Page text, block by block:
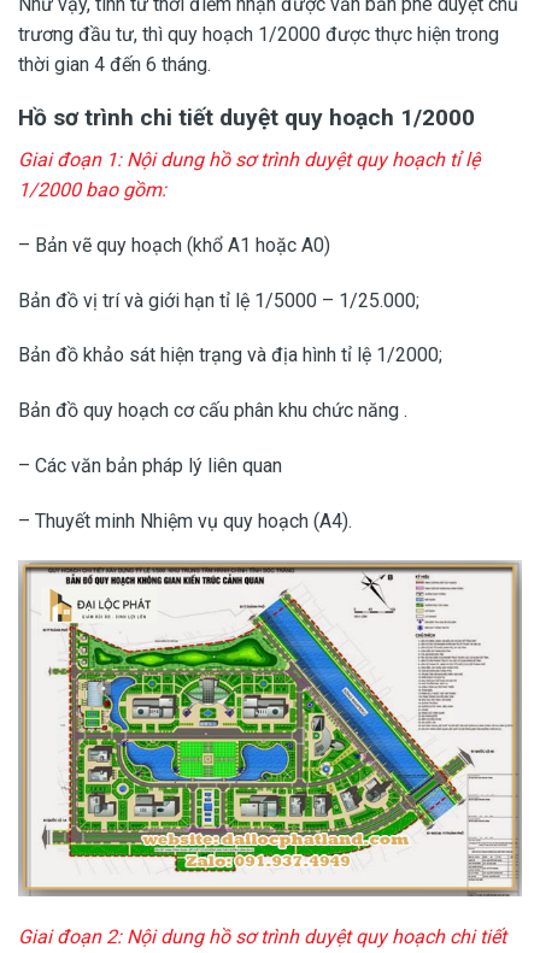
trương đầu tư, thì quy hoạch 1/2000 được thực hiện trong
thời gian 4 đến 6 tháng.
Hồ sơ trình chi tiết duyệt quy hoạch 1/2000
Giai đoạn 1: Nội dung hồ sơ trình duyệt quy hoạch tỉ lệ
1/2000 bao gồm:
– Bản vẽ quy hoạch (khổ A1 hoặc A0)
Bản đồ vị trí và giới hạn tỉ lệ 1/5000 – 1/25.000;
Bản đồ khảo sát hiện trạng và địa hình tỉ lệ 1/2000;
Bản đồ quy hoạch cơ cấu phân khu chức năng .
– Các văn bản pháp lý liên quan
– Thuyết minh Nhiệm vụ quy hoạch (A4).
Giai đoạn 2: Nội dung hồ sơ trình duyệt quy hoạch chi tiết